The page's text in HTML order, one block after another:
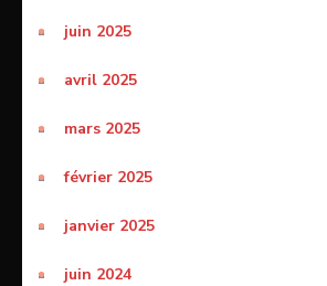
juin 2025
avril 2025
mars 2025
février 2025
janvier 2025
juin 2024